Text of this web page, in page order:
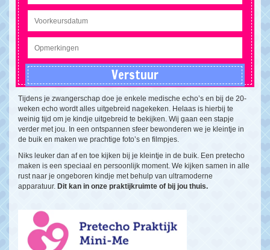
Tijdens je zwangerschap doe je enkele medische echo’s en bij de 20-
weken echo wordt alles uitgebreid nagekeken. Helaas is hierbij te
weinig tijd om je kindje uitgebreid te bekijken. Wij gaan een stapje
verder met jou. In een ontspannen sfeer bewonderen we je kleintje in
de buik en maken we prachtige foto’s en filmpjes.
Niks leuker dan af en toe kijken bij je kleintje in de buik. Een pretecho
maken is een speciaal en persoonlijk moment. We kijken samen in alle
rust naar je ongeboren kindje met behulp van ultramoderne
apparatuur. Dit kan in onze praktijkruimte of bij jou thuis.